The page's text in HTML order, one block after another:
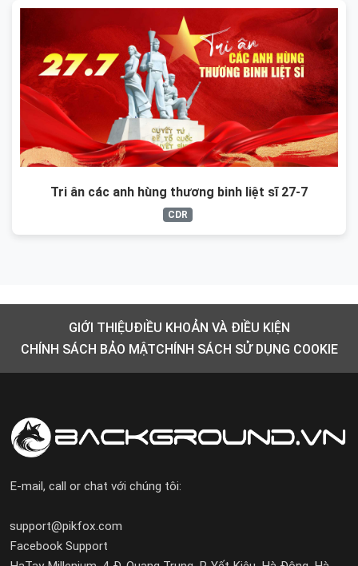
Tri ân các anh hùng thương binh liệt sĩ 27-7
CDR
GIỚI THIỆUĐIỀU KHOẢN VÀ ĐIỀU KIỆN
CHÍNH SÁCH BẢO MẬTCHÍNH SÁCH SỬ DỤNG COOKIE
E-mail, call or chat với chúng tôi:
support@pikfox.com
Facebook Support